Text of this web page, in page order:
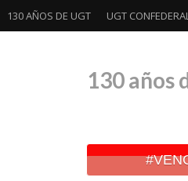
130 AÑOS DE UGT UGT
130 años